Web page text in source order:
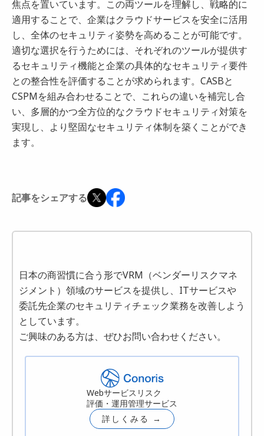
焦点を置いています。この両ツールを理解し、戦略的に
適用することで、企業はクラウドサービスを安全に活用
し、全体のセキュリティ姿勢を高めることが可能です。
適切な選択を行うためには、それぞれのツールが提供す
るセキュリティ機能と企業の具体的なセキュリティ要件
との整合性を評価することが求められます。CASBと
CSPMを組み合わせることで、これらの違いを補完し合
い、多層的かつ全方位的なクラウドセキュリティ対策を
実現し、より堅固なセキュリティ体制を築くことができ
ます。
記事をシェアする
日本の商習慣に合う形でVRM（ベンダーリスクマネ
ジメント）領域のサービスを提供し、ITサービスや
委託先企業のセキュリティチェック業務を改善しよう
としています。
ご興味のある方は、ぜひお問い合わせください。
Webサービスリスク
評価・運用管理サービス
詳しくみる →